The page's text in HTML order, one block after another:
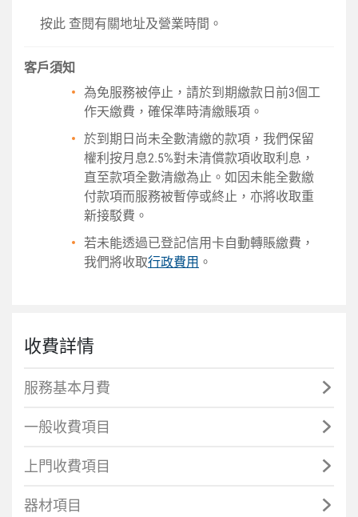
按此 查閱有關地址及營業時間。
客戶須知
為免服務被停止，請於到期繳款日前3個工
作天繳費，確保準時清繳賬項。
於到期日尚未全數清繳的款項，我們保留
權利按月息2.5%對未清償款項收取利息，
直至款項全數清繳為止。如因未能全數繳
付款項而服務被暫停或終止，亦將收取重
新接駁費。
若未能透過已登記信用卡自動轉賬繳費，
我們將收取行政費用 。
收費詳情
服務基本月費
一般收費項目
上門收費項目
器材項目